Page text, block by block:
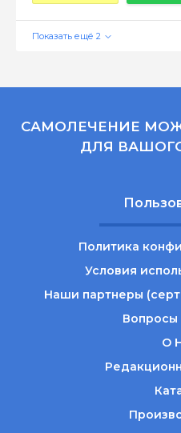
САМОЛЕЧЕНИЕ
ДЛЯ
Политика
Условия
Наши партнеры
Вопросы
О